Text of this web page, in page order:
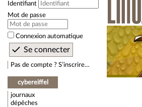
Identifiant
Mot de passe
Connexion automatique
Pas de compte ? S’inscrire…
cybereiffel
journaux
dépêches